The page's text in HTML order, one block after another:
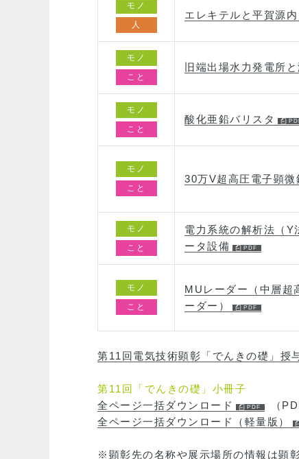
モノ
人
エレキテルと平賀源内
モノ
こと
旧端出場水力発電所
モノ
こと
酸化亜鉛バリスタ
モノ
こと
30万V超高圧電子顕微
モノ
こと
電力系統の解析法（Y
ータ設備
モノ
こと
MUレーダー（中層超
ーダー）
第11回電気技術顕彰「でんきの礎」授
第11回「でんきの礎」小冊子
全ページ一括ダウンロード
（
全ページ一括ダウンロード（軽量版）
※顕彰先の名称や展示場所の情報は顕